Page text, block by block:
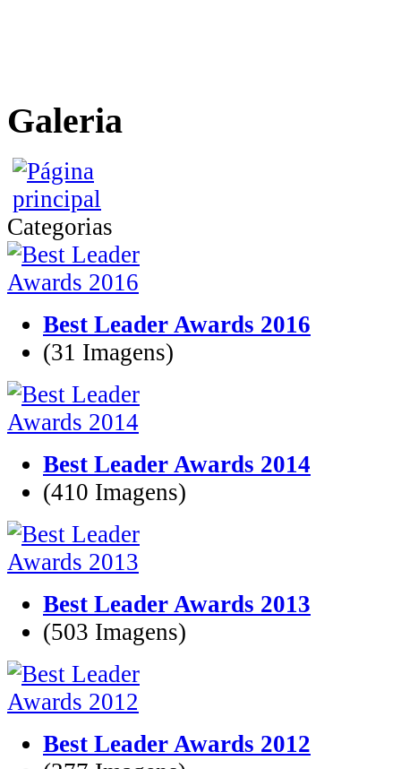
Galeria
Categorias
Best Leader Awards 2016
(31 Imagens)
Best Leader Awards 2014
(410 Imagens)
Best Leader Awards 2013
(503 Imagens)
Best Leader Awards 2012